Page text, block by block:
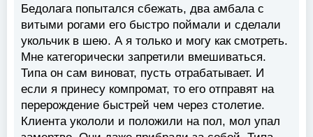
Бедолага попытался сбежать, два амбала с
витыми рогами его быстро поймали и сделали
укольчик в шею. А я только и могу как смотреть.
Мне категорически запретили вмешиваться.
Типа он сам виноват, пусть отрабатывает. И
если я принесу компромат, то его отправят на
перерождение быстрей чем через столетие.
Клиента укололи и положили на пол, мол упал